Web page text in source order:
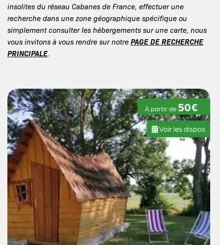
insolites du réseau Cabanes de France, effectuer une
recherche dans une zone géographique spécifique ou
simplement consulter les hébergements sur une carte, nous
vous invitons à vous rendre sur notre PAGE DE RECHERCHE
PRINCIPALE.
À partir de 50€
Voir les dispos